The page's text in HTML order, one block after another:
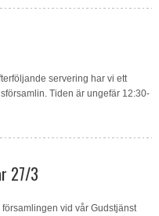
servering har vi ett
Tiden är ungefär 12:30-
27/3
vid vår Gudstjänst